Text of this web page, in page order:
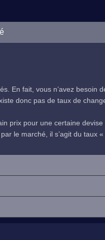
En fait, vous n’avez besoin
donc pas de taux de
prix pour une certaine
le marché, il s’agit du taux